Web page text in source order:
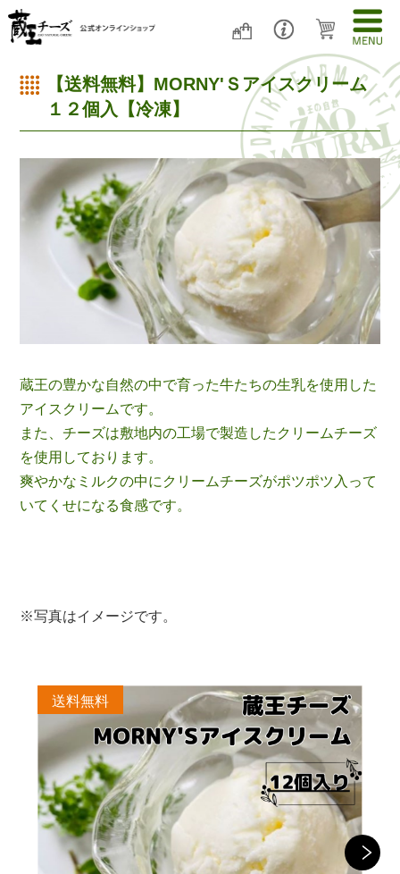
【送料無料】MORNY'Ｓアイスクリーム
１２個入【冷凍】
蔵王の豊かな自然の中で育った牛たちの生乳を使用した
アイスクリームです。
また、チーズは敷地内の工場で製造したクリームチーズ
を使用しております。
爽やかなミルクの中にクリームチーズがポツポツ入って
いてくせになる食感です。
※写真はイメージです。